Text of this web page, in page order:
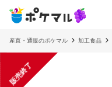
産直・通販のポケマル 加工食品
販売終了